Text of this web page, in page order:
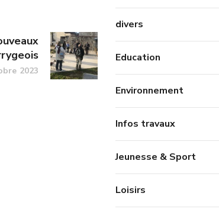
2023
divers
Education
Environnement
Infos travaux
Jeunesse & Sport
Loisirs